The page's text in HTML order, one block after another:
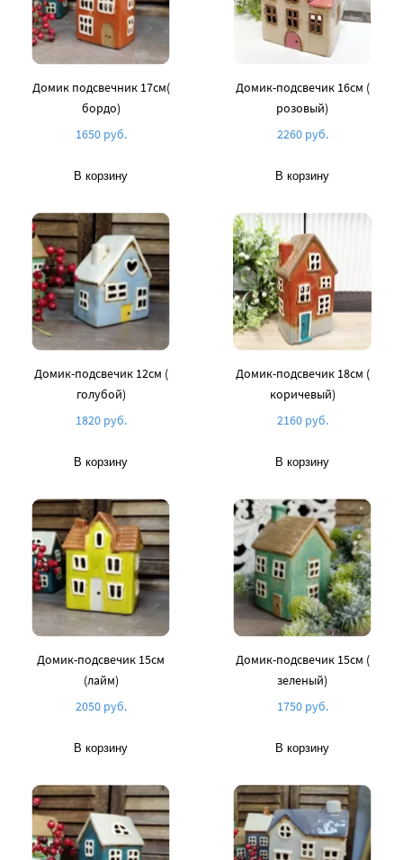
Домик подсвечник 17см(
бордо)
1650 руб.
В корзину
Домик-подсвечик 16см (
розовый)
2260 руб.
В корзину
Домик-подсвечик 12см (
голубой)
1820 руб.
В корзину
Домик-подсвечик 18см (
коричевый)
2160 руб.
В корзину
Домик-подсвечик 15см
(лайм)
2050 руб.
В корзину
Домик-подсвечик 15см (
зеленый)
1750 руб.
В корзину